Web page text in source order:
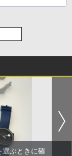
選ぶときに確